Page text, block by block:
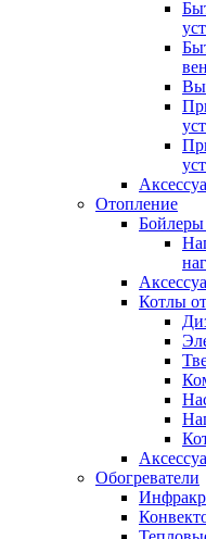
Отопление
Бойлеры
Котлы
Обогреватели